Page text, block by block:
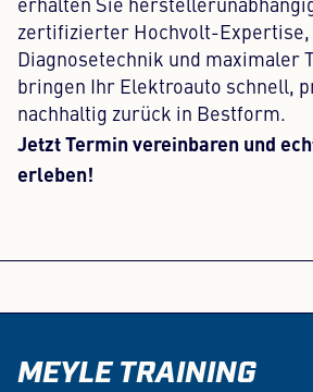
erhalten Sie
zertifizierter Hochvolt-
Diagnosetechnik und maximaler
bringen Ihr Elektroauto schnell,
nachhaltig zurück in Bestform.
Jetzt Termin vereinbaren und
erleben!
MEYLE TRAINING